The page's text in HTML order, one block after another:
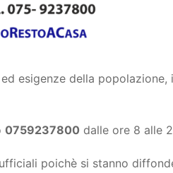
esigenze della popolazione,
0759237800 dalle ore 8 alle
poichè si stanno